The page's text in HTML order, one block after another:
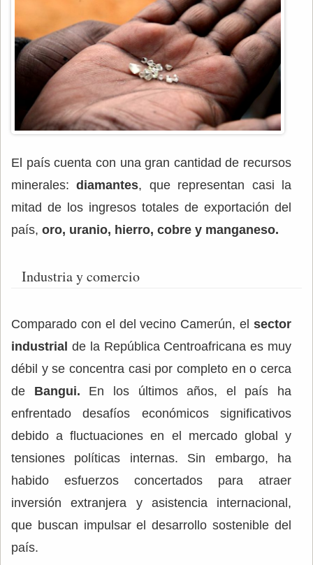
El país cuenta con una gran cantidad de recursos
minerales:diamantes, que representan casi la
mitad de los ingresos totales de exportación del
país, oro, uranio, hierro, cobre y manganeso.
Industria y comercio
Comparado con el del vecino Camerún, el sector
industrial de la República Centroafricana es muy
débil y se concentra casi por completo en o cerca
de Bangui. En los últimos años, el país ha
enfrentado desafíos económicos significativos
debido a fluctuaciones en el mercado global y
tensiones políticas internas. Sin embargo, ha
habido esfuerzos concertados para atraer
inversión extranjera y asistencia internacional,
que buscan impulsar el desarrollo sostenible del
país.